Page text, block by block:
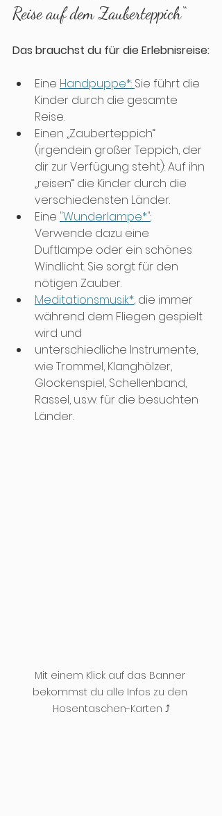
Reise auf dem Zauberteppich“
Das brauchst du für die Erlebnisreise:
Eine Handpuppe*: Sie führt die
Kinder durch die gesamte
Reise.
Einen „Zauberteppich“
(irgendein großer Teppich, der
dir zur Verfügung steht): Auf ihn
„reisen“ die Kinder durch die
verschiedensten Länder.
Eine "Wunderlampe*":
Verwende dazu eine
Duftlampe oder ein schönes
Windlicht. Sie sorgt für den
nötigen Zauber.
Meditationsmusik*, die immer
während dem Fliegen gespielt
wird und
unterschiedliche Instrumente,
wie Trommel, Klanghölzer,
Glockenspiel, Schellenband,
Rassel, u.s.w. für die besuchten
Länder.
Mit einem Klick auf das Banner
bekommst du alle Infos zu den
Hosentaschen-Karten ⤴️